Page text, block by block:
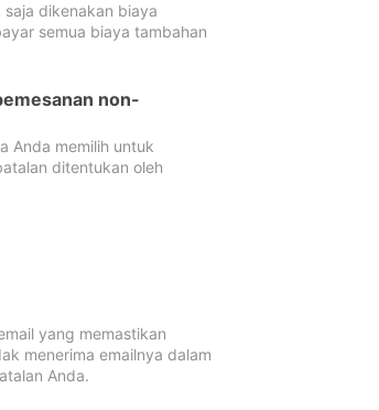
dikenakan biaya
semua biaya tambahan
non-
Anda memilih untuk
ditentukan oleh
yang memastikan
menerima emailnya dalam
Anda.